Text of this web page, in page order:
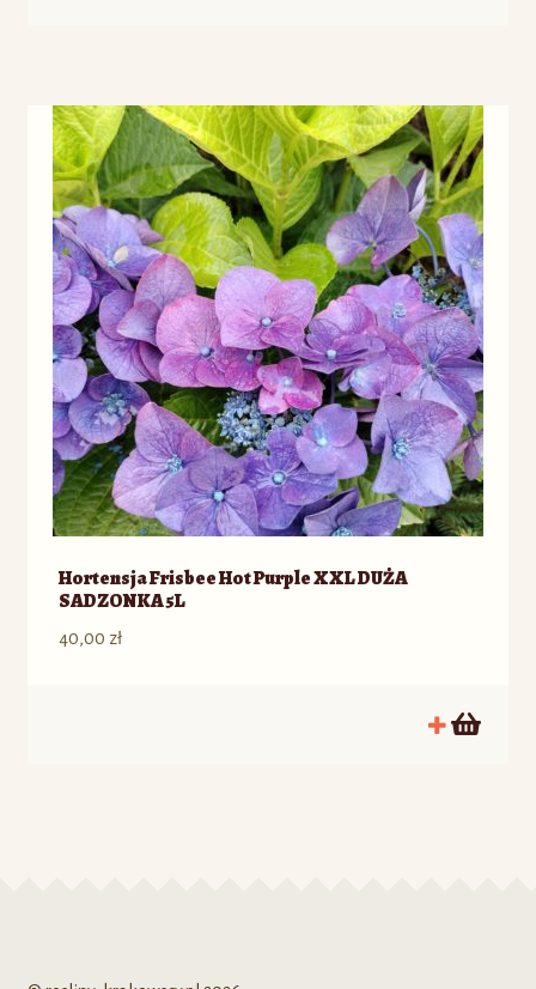
Hortensja Frisbee Hot Purple XXL DUŻA
SADZONKA 5L
40,00 zł